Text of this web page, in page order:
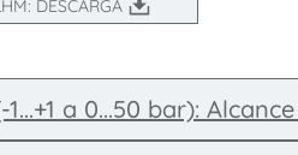
DESCARGA
a 0...50 bar):